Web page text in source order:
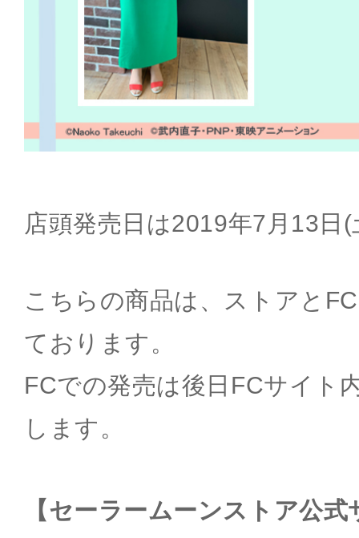
店頭発売日は2019年7月13日
こちらの商品は、ストアと
ております。
FCでの発売は後日FCサイト
します。
【セーラームーンストア公式